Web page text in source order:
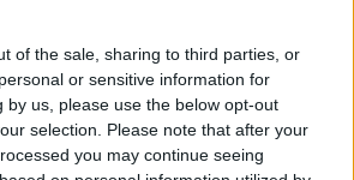
of the sale, sharing to third parties, or
or sensitive information for
by us, please use the below opt-out
selection. Please note that after your
you may continue seeing
μίσθωση οι
χώροι υψηλών